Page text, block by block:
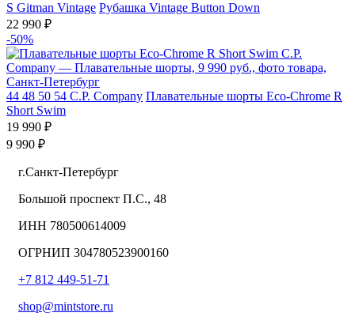
S Gitman Vintage Рубашка Vintage Button Down
22 990 ₽
-50%
44 48 50 54 C.P. Company Плавательные шорты Eco-Chrome R
Short Swim
19 990 ₽
9 990 ₽
г.Санкт-Петербург
Большой проспект П.С., 48
ИНН 780500614009
ОГРНИП 304780523900160
+7 812 449-51-71
shop@mintstore.ru